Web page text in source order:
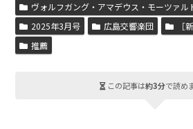
ヴォルフガング・アマデウス・モーツァル
2025年3月号
広島交響楽団
［
推薦
この記事は約3分で読め